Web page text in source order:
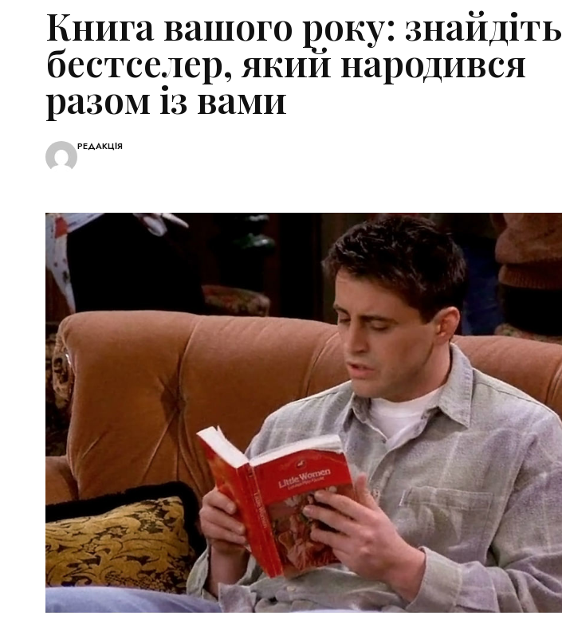
Книга вашого року: знайдіть
бестселер, який народився
разом із вами
РЕДАКЦІЯ